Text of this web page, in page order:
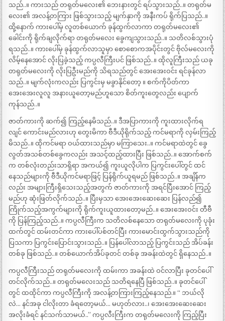
သည်..။ ကားသည် တရုတ်မလေး၏ ဘေးနားတွင် ရပ်သွားသည်..။ တရုတ်မ
လေး၏ အလန့်တကြား ဖြစ်သွားသည့် မျက်နှာကို အနီးကပ် ရိုက်ပြသည်..။
ထို့နောက် ကားပေါ်မှ လူတစ်ယောက် ခုန်ထွက်လာကာ တရုတ်မလေး၏
ခေါင်းကို ရိုက်ချလိုက်ရာ တရုတ်မလေး ခွေကျသွားသည်..။ သတိလစ်သွားပုံ
ရသည်..။ ကားပေါ်မှ ခုန်ထွက်လာသူမှာ စောစောကအပိုင်းတွင် ဗိုလ်မလေးကို
လိမ့်နေအောင် လိုးပြခဲ့သည့် ကပ္ပလီကြီးပင် ဖြစ်သည်..။ ထိုလူကြီးသည် ယခု
တရုတ်မလေးကို လိုးပြဦးမည်ကို သိရသည်တွင် အေးအေးဝင်း ရင်ခုန်လာ
သည်..။ မျက်လုံးကလည်း ပြကွင်းမှ မခွာနိုင်တော့ ။ စက်ကိုပိတ်ကာ
အေးအေးလူလူ အနားယူတော့မည်ဟူသော စိတ်ကူးတွေလည်း ပျောက်
ကုန်သည်..။
ဇာတ်ကားကို ဆက်၍ ကြည့်နေမိသည်..။ ဒီအပြာကားကို ကူးထားလိုက်ရ
လျင် ကောင်းမည်လားဟု တွေးမိကာ ဗီဒီယိုရိုက်သည့် ကင်မရာကို လှမ်းကြည့်
မိသည်..။ ထိုကင်မရာ ဝယ်ထားသည်မှာ မကြာသေး..။ ကင်မရာထဲတွင် ခွေ
လွတ်အသစ်တစ်ခွေကလည်း အသင့်ထည့်ထားပြီး ဖြစ်သည်..။ အောက်စက်
က တစ်လုံးတည်းသာရှိရာ အကယ်၍ ကူးယူလိုပါက ပြကွင်းပေါ်တွင် ထင်
နေသည်များကို ဗီဒီယိုကင်မရာဖြင့် ပြန်ရိုက်ယူရမည် ဖြစ်သည်..။ အချိန်က
လည်း အများကြီးရှိသေးသည့်အတွက် ဇာတ်ကားကို အရင်ပြီးအောင် ကြည့်
မည်ဟု ဆုံးဖြတ်လိုက်သည်..။ ပြီးမှသာ အေးအေးဆေးဆေး ပြန်လည်၍
ကြိုက်သည့်အကွက်များကို ရိုက်ကူးယူထားတော့မည်..။ အေးအေးဝင်း တီဗီ
ကို ပြန်ကြည့်သည်..။ ကပ္ပလီကြီးက သတိလစ်နေသော တရုတ်မလေးကို ပုခုံး
ထက်တွင် ထမ်းတင်ကာ ကားပေါ်ပစ်တင်ပြီး ကားမောင်းထွက်သွားသည်ကို
ပြသကာ ပြကွင်းပြောင်းသွားသည်..။ ပြန်ပေါ်လာသည့် ပြကွင်းသည် အိပ်ခန်း
တစ်ခု ဖြစ်သည်..။ တစ်ယောက်အိပ်ခုတင် တစ်ခု အခန်းထဲတွင် ရှိနေသည်..။
ကပ္ပလီကြီးသည် တရုတ်မလေးကို ထမ်းကာ အခန်းထဲ ဝင်လာပြီး ခုတင်ပေါ်
တင်လိုက်သည်..။ တရုတ်မလေးသည် သတိရနေပြီ ဖြစ်သည်..။ ခုတင်ပေါ်
တွင် ထထိုင်ကာ ကပ္ပလီကြီးကို အလန့်တကြားကြည့်နေသည်.။ “ ဘယ်လို
လဲ… နင်အခု ငါလိုးတာ ခံရတော့မယ်… မဟုတ်လား..၊ အေးအေးဆေးဆေး
အလိုးခံရင် နင်သက်သာမယ်..” ကပ္ပလီးကြီးက တရုတ်မလေးကို ကြည့်ပြီး